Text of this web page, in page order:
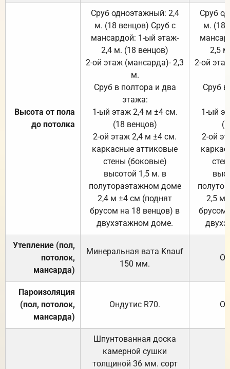
Высота от пола
до потолка
Сруб одноэтажный: 2,4
м. (18 венцов) Сруб с
мансардой: 1-ый этаж-
2,4 м. (18 венцов)
2-ой этаж (мансарда)- 2,3
м.
Сруб в полтора и два
этажа:
1-ый этаж 2,4 м ±4 см.
(18 венцов)
2-ой этаж 2,4 м ±4 см.
каркасные аттиковые
стены (боковые)
высотой 1,5 м. в
полутораэтажном доме
2,4 м ±4 см (поднят
брусом на 18 венцов) в
двухэтажном доме.
Сруб
м. (18
2,5
2-ой
Сруб
1-ый
2-ой
2,5 м
брусом
Утепление (пол,
потолок,
мансарда)
Минеральная вата Knauf
150 мм.
Пароизоляция
(пол, потолок,
мансарда)
Ондутис R70.
Шпунтованная доска
камерной сушки
толщиной 36 мм. сорт